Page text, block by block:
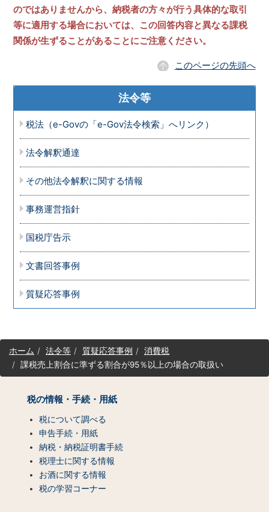
のではありませんから、納税者の方々が行う具体的な取引
等に適用する場合においては、この回答内容と異なる課税
関係が生ずることがあることにご注意ください。
このページの先頭へ
法令等
税法（e-Govの「e-Gov法令検索」へリンク）
法令解釈通達
その他法令解釈に関する情報
事務運営指針
国税庁告示
文書回答事例
質疑応答事例
サ
イホーム 法令等 質疑応答事例
消費税
課税売上割合に準ずる割合が95％以上の場合の取扱い
税の情報・手続・用紙
税について調べる
申告手続・用紙
納税・納税証明書手続
税理士に関する情報
お酒に関する情報
税の学習コーナー